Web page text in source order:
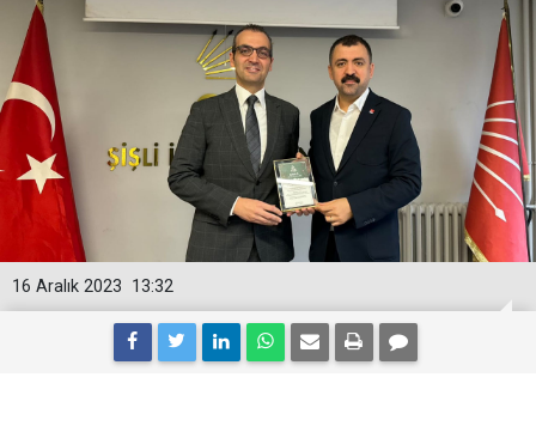
13:32
16 Aralık 2023